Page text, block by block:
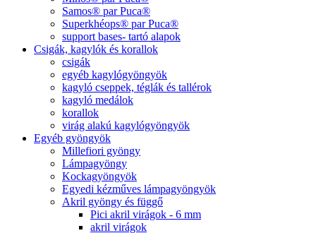
Samos® par Puca®
Superkhéops® par Puca®
support bases- tartó alapok
Csigák, kagylók és korallok
csigák
egyéb kagylógyöngyök
kagyló cseppek, téglák és tallérok
kagyló medálok
korallok
virág alakú kagylógyöngyök
Egyéb gyöngyök
Millefiori gyöngy
Lámpagyöngy
Kockagyöngyök
Egyedi kézműves lámpagyöngyök
Akril gyöngy és függő
Pici akril virágok - 6 mm
akril virágok